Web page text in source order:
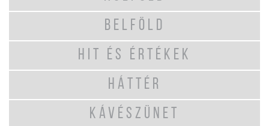
BELFÖLD
HIT ÉS ÉRTÉKEK
HÁTTÉR
KÁVÉSZÜNET